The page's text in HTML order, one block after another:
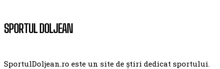
SPORTUL DOLJEAN
SportulDoljean.ro este un site de știri dedicat sportului.